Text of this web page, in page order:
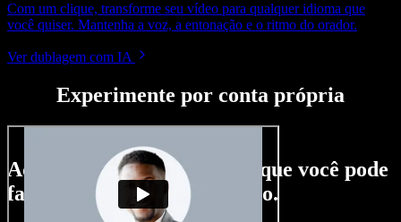
Com um clique, transforme seu vídeo para qualquer idioma que
você quiser. Mantenha a voz, a entonação e o ritmo do orador.
Ver dublagem com IA
Experimente por conta própria
Aqui vai só um gostinho do que você pode
fazer com o Speechify Studio.